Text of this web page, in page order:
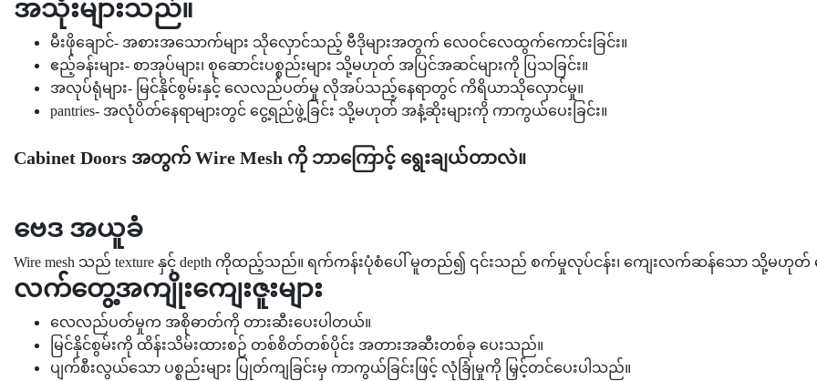
အသုံးများသည်။
မီးဖိုချောင်- အစားအသောက်များ သိုလှောင်သည့် ဗီဒိုများအတွက် လေဝင်လေထွက်ကောင်းခြင်း။
ဧည့်ခန်းများ- စာအုပ်များ၊ စုဆောင်းပစ္စည်းများ သို့မဟုတ် အပြင်အဆင်များကို ပြသခြင်း။
အလုပ်ရုံများ- မြင်နိုင်စွမ်းနှင့် လေလည်ပတ်မှု လိုအပ်သည့်နေရာတွင် ကိရိယာသိုလှောင်မှု။
pantries- အလုံပိတ်နေရာများတွင် ငွေ့ရည်ဖွဲ့ခြင်း သို့မဟုတ် အနံ့ဆိုးများကို ကာကွယ်ပေးခြင်း။
Cabinet Doors အတွက် Wire Mesh ကို ဘာကြောင့် ရွေးချယ်တာလဲ။
ဗေဒ အယူခံ
Wire mesh သည် texture နှင့် depth ကိုထည့်သည်။ ရက်ကန်းပုံစံပေါ် မူတည်၍ ၎င်းသည် စက်မှုလုပ်ငန်း၊ ကျေးလက်ဆန်သော သို့မဟု
လက်တွေ့အကျိုးကျေးဇူးများ
လေလည်ပတ်မှုက အစိုဓာတ်ကို တားဆီးပေးပါတယ်။
မြင်နိုင်စွမ်းကို ထိန်းသိမ်းထားစဉ် တစ်စိတ်တစ်ပိုင်း အတားအဆီးတစ်ခု ပေးသည်။
ပျက်စီးလွယ်သော ပစ္စည်းများ ပြုတ်ကျခြင်းမှ ကာကွယ်ခြင်းဖြင့် လုံခြုံမှုကို မြှင့်တင်ပေးပါသည်။